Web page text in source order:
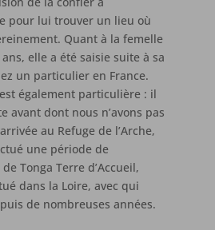
pour lui trouver un lieu où
Quant à la femelle
elle a été saisie suite à sa
un particulier en France.
également particulière : il
avant dont nous n’avons pas
au Refuge de l’Arche,
une période de
Tonga Terre d’Accueil,
dans la Loire, avec qui
de nombreuses années.